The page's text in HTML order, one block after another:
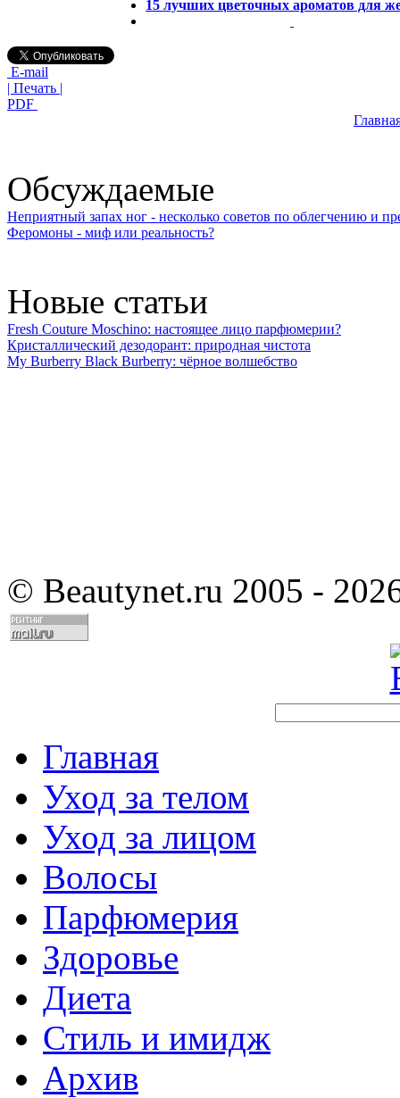
15 лучших цветочных ароматов для
E-mail
| Печать |
PDF
Обсуждаемые
Неприятный запах ног - несколько советов по облегчению и
Феромоны - миф или реальность?
Новые статьи
Fresh Couture Moschino: настоящее лицо парфюмерии?
Кристаллический дезодорант: природная чистота
My Burberry Black Burberry: чёрное волшебство
© Beautynet.ru 2005 -
Главная
Уход за телом
Уход за лицом
Волосы
Парфюмерия
Здоровье
Диета
Стиль и имидж
Архив